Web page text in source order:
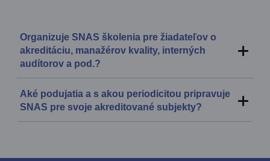
Organizuje SNAS školenia pre žiadateľov o
akreditáciu, manažérov kvality, interných
audítorov a pod.?
Aké podujatia a s akou periodicitou pripravuje
SNAS pre svoje akreditované subjekty?